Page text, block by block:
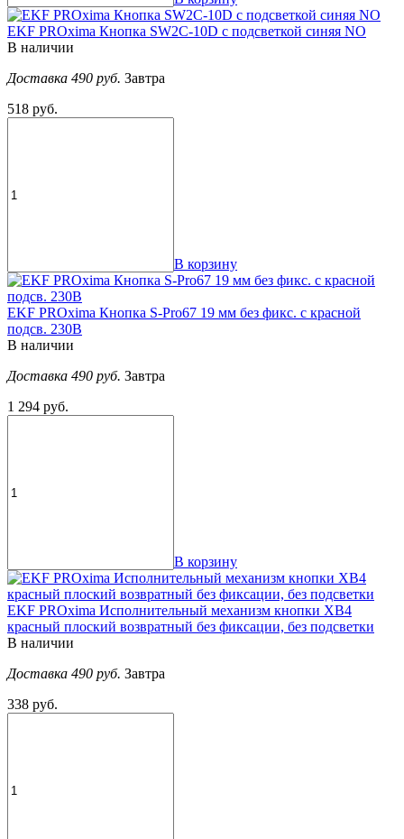
EKF PROxima Кнопка SW2C-10D с подсветкой синяя NO
В наличии
Доставка 490 руб. Завтра
518 руб.
В корзину
EKF PROxima Кнопка S-Pro67 19 мм без фикс. с красной
подсв. 230В
В наличии
Доставка 490 руб. Завтра
1 294 руб.
В корзину
EKF PROxima Исполнительный механизм кнопки XB4
красный плоский возвратный без фиксации, без подсветки
В наличии
Доставка 490 руб. Завтра
338 руб.